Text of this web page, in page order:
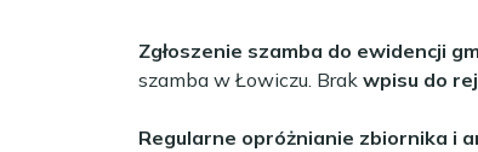
Zgłoszenie szamba do ewidencji
szamba w Łowiczu. Brak wpisu do
Regularne opróżnianie zbiornika i